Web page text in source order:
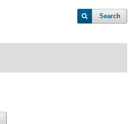
Search